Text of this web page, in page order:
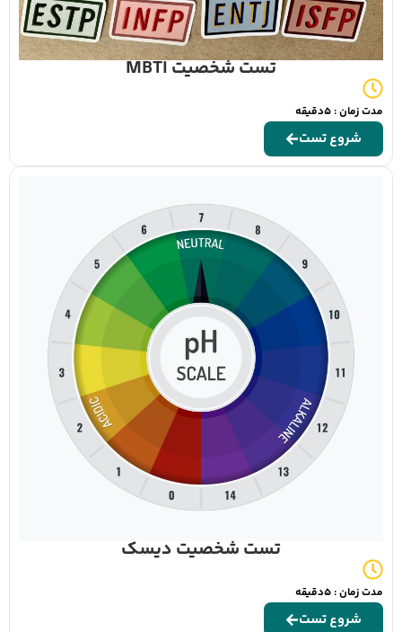
تست شخصیت MBTI
مدت زمان : 5دقیقه
شروع تست
تست شخصیت دیسک
مدت زمان : 5دقیقه
شروع تست